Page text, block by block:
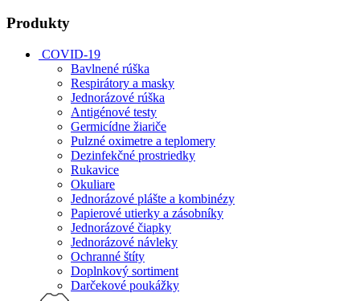
Produkty
COVID-19
Bavlnené rúška
Respirátory a masky
Jednorázové rúška
Antigénové testy
Germicídne žiariče
Pulzné oximetre a teplomery
Dezinfekčné prostriedky
Rukavice
Okuliare
Jednorázové plášte a kombinézy
Papierové utierky a zásobníky
Jednorázové čiapky
Jednorázové návleky
Ochranné štíty
Doplnkový sortiment
Darčekové poukážky